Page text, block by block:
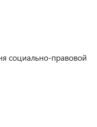
социально-правовой